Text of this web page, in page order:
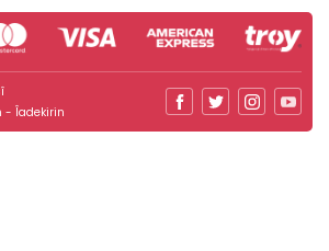
- Îadekirin